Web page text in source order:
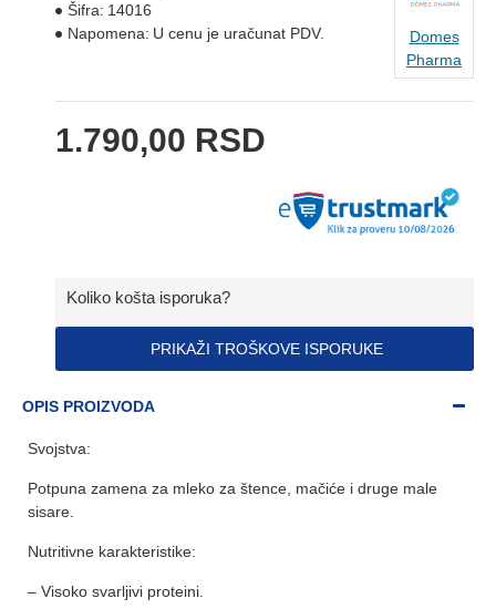
1.790,00 RSD
Šifra: 14016
Napomena: U cenu je uračunat PDV.
Domes
Pharma
Koliko košta isporuka?
PRIKAŽI TROŠKOVE ISPORUKE
OPIS PROIZVODA
Svojstva:
Potpuna zamena za mleko za štence, mačiće i druge male
sisare.
Nutritivne karakteristike:
– Visoko svarljivi proteini.